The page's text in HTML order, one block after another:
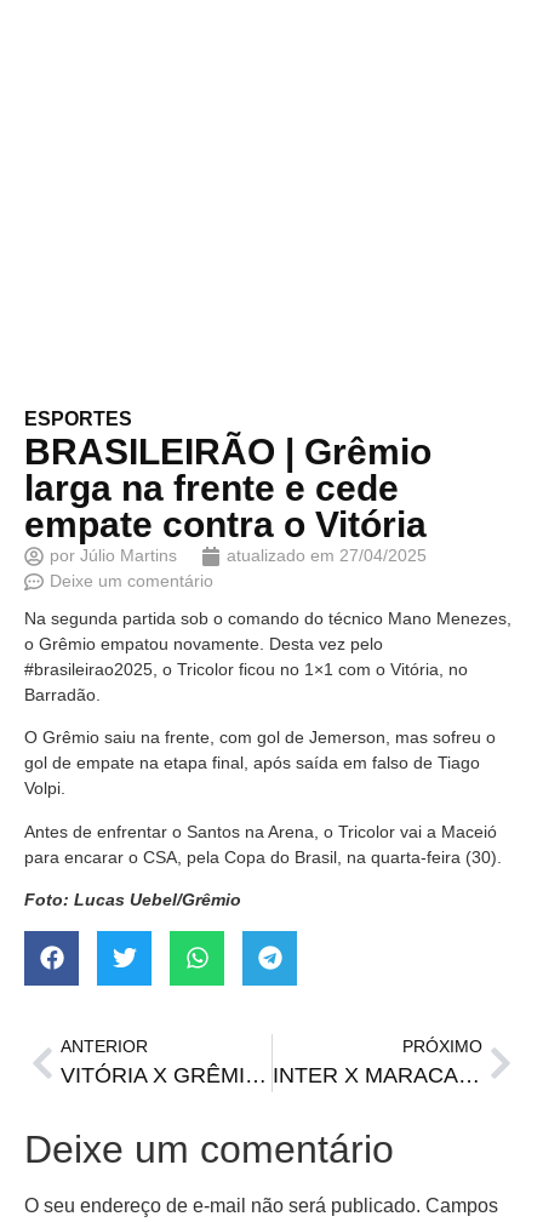
ESPORTES
BRASILEIRÃO | Grêmio
larga na frente e cede
empate contra o Vitória
por Júlio Martins atualizado em 27/04/2025
Deixe um comentário
Na segunda partida sob o comando do técnico Mano Menezes,
o Grêmio empatou novamente. Desta vez pelo
#brasileirao2025, o Tricolor ficou no 1×1 com o Vitória, no
Barradão.
O Grêmio saiu na frente, com gol de Jemerson, mas sofreu o
gol de empate na etapa final, após saída em falso de Tiago
Volpi.
Antes de enfrentar o Santos na Arena, o Tricolor vai a Maceió
para encarar o CSA, pela Copa do Brasil, na quarta-feira (30).
Foto: Lucas Uebel/Grêmio
ANTERIOR
VITÓRIA X GRÊMIO | Onde assistir, horário e prováveis escalações
PRÓXIMO
INTER X MARACANÃ | Onde assistir, horário e prováveis escalações
Deixe um comentário
O seu endereço de e-mail não será publicado. Campos